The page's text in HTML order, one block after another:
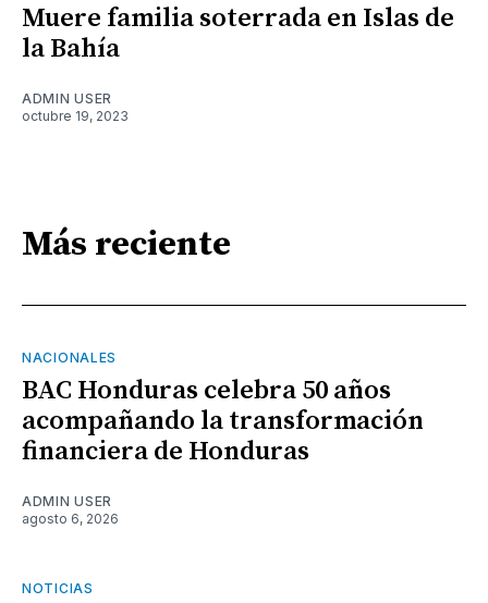
Muere familia soterrada en Islas de
la Bahía
ADMIN USER
octubre 19, 2023
Más reciente
NACIONALES
BAC Honduras celebra 50 años
acompañando la transformación
financiera de Honduras
ADMIN USER
agosto 6, 2026
NOTICIAS